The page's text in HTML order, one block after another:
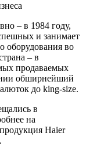
– в 1984 году,
и занимает
оборудования во
– в
продаваемых
обширнейший
до king-size.
в
на
Haier